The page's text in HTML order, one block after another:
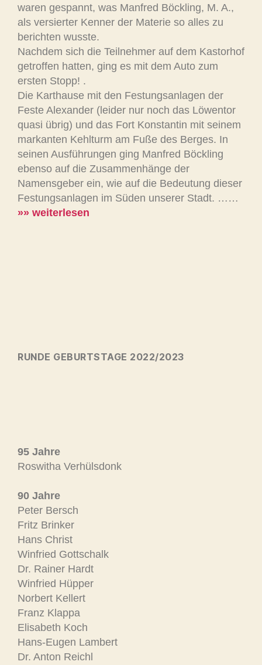
waren gespannt, was Manfred Böckling, M. A.,
als versierter Kenner der Materie so alles zu
berichten wusste.
Nachdem sich die Teilnehmer auf dem Kastorhof
getroffen hatten, ging es mit dem Auto zum
ersten Stopp! .
Die Karthause mit den Festungsanlagen der
Feste Alexander (leider nur noch das Löwentor
quasi übrig) und das Fort Konstantin mit seinem
markanten Kehlturm am Fuße des Berges. In
seinen Ausführungen ging Manfred Böckling
ebenso auf die Zusammenhänge der
Namensgeber ein, wie auf die Bedeutung dieser
Festungsanlagen im Süden unserer Stadt. ……
»» weiterlesen
RUNDE GEBURTSTAGE 2022/2023
95 Jahre
Roswitha Verhülsdonk
90 Jahre
Peter Bersch
Fritz Brinker
Hans Christ
Winfried Gottschalk
Dr. Rainer Hardt
Winfried Hüpper
Norbert Kellert
Franz Klappa
Elisabeth Koch
Hans-Eugen Lambert
Dr. Anton Reichl